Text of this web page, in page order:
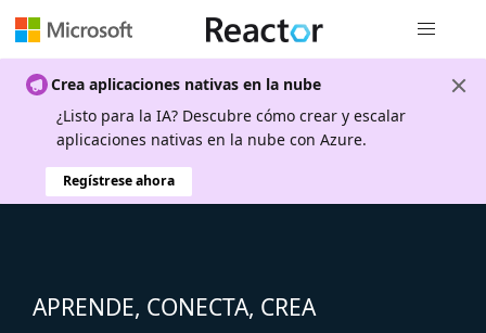
Crea aplicaciones nativas en la nube
¿Listo para la IA? Descubre cómo crear y escalar
aplicaciones nativas en la nube con Azure.
Regístrese ahora
APRENDE, CONECTA, CREA